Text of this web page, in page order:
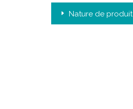
Nature de produit